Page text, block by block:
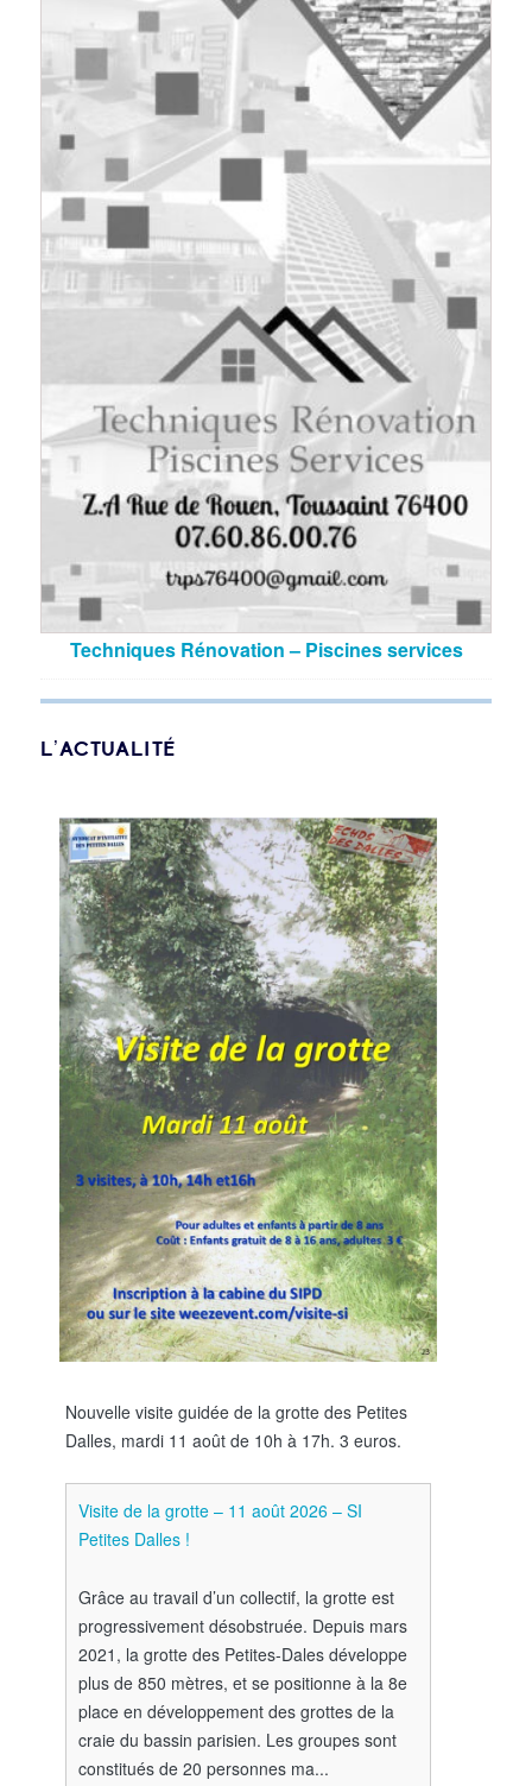
Techniques Rénovation – Piscines services
L’ACTUALITÉ
Nouvelle visite guidée de la grotte des Petites
Dalles, mardi 11 août de 10h à 17h. 3 euros.
Visite de la grotte – 11 août 2026 – SI
Petites Dalles !
Grâce au travail d’un collectif, la grotte est
progressivement désobstruée. Depuis mars
2021, la grotte des Petites-Dales développe
plus de 850 mètres, et se positionne à la 8e
place en développement des grottes de la
craie du bassin parisien. Les groupes sont
constitués de 20 personnes ma...